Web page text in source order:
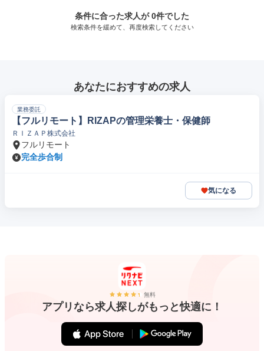
条件に合った求人が 0件でした
検索条件を緩めて、再度検索してください
あなたにおすすめの求人
業務委託
【フルリモート】RIZAPの管理栄養士・保健師
ＲＩＺＡＰ株式会社
フルリモート
完全歩合制
気になる
無料
アプリなら求人探しがもっと快適に！